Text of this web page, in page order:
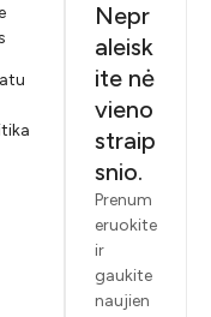
Nepr
aleisk
ite nė
vieno
straip
snio.
Prenum
eruokite
ir
gaukite
naujien